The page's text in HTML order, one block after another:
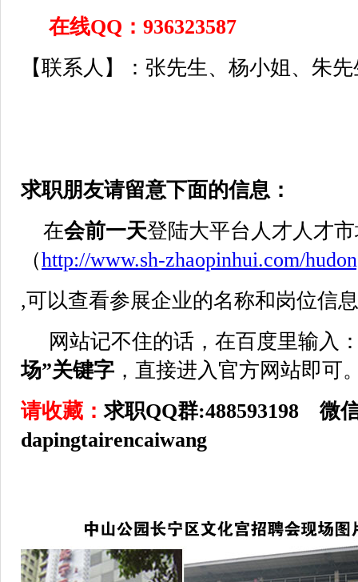
在线QQ：936323587
【联系人】：张先生、杨小姐、朱
求职朋友请留意下面的信息：
在会前一天登陆大平台人才人才
（http://www.sh-zhaopinhui.com/
,可以查看参展企业的名称和岗位信
网站记不住的话，在百度里输入
场”关键字 ，直接进入官方网站即可
请收藏：求职QQ群:488593198 微
dapingtairencaiwang